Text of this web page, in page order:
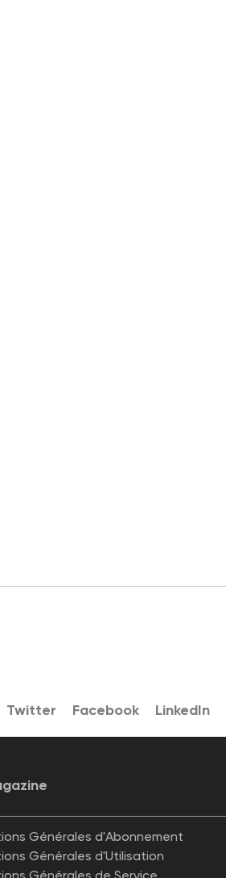
Twitter Facebook LinkedIn
Générales d'Abonnement
Générales d'Utilisation